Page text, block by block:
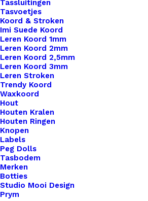
Tassluitingen
Tasvoetjes
Koord & Stroken
Imi Suede Koord
Leren Koord 1mm
Leren Koord 2mm
Leren Koord 2,5mm
Leren Koord 3mm
Leren Stroken
Trendy Koord
Waxkoord
Hout
Houten Kralen
Houten Ringen
Knopen
Labels
Peg Dolls
Tasbodem
Merken
Botties
Studio Mooi Design
Prym
€19,95